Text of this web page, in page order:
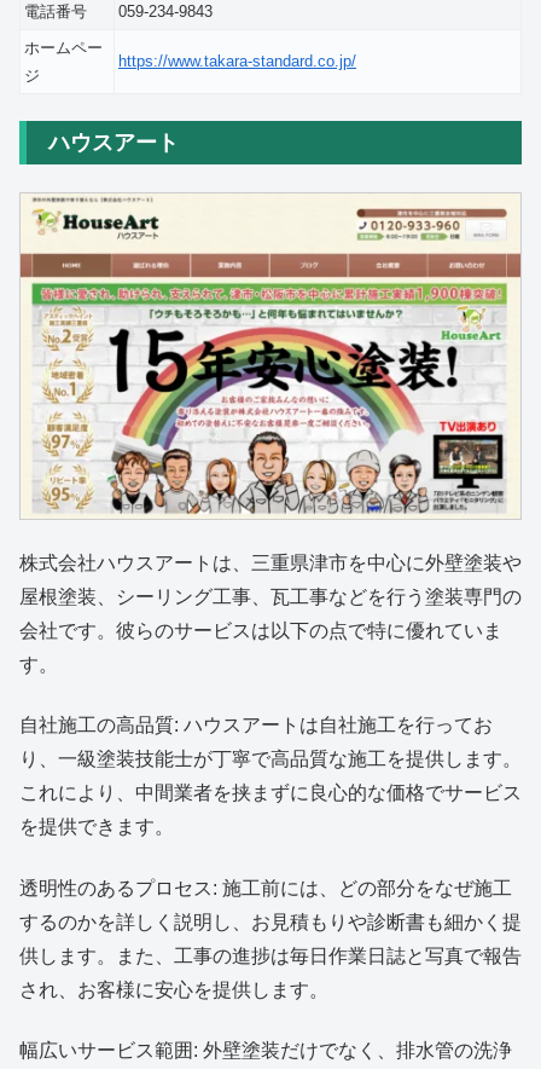
電話番号
059-234-9843
ホームペー
ジ
https://www.takara-standard.co.jp/
ハウスアート
株式会社ハウスアートは、三重県津市を中心に外壁塗装や
屋根塗装、シーリング工事、瓦工事などを行う塗装専門の
会社です。彼らのサービスは以下の点で特に優れていま
す。
自社施工の高品質: ハウスアートは自社施工を行ってお
り、一級塗装技能士が丁寧で高品質な施工を提供します。
これにより、中間業者を挟まずに良心的な価格でサービス
を提供できます。
透明性のあるプロセス: 施工前には、どの部分をなぜ施工
するのかを詳しく説明し、お見積もりや診断書も細かく提
供します。また、工事の進捗は毎日作業日誌と写真で報告
され、お客様に安心を提供します。
幅広いサービス範囲: 外壁塗装だけでなく、排水管の洗浄